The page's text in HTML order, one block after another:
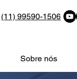
(11) 99590-1506
Sobre nós